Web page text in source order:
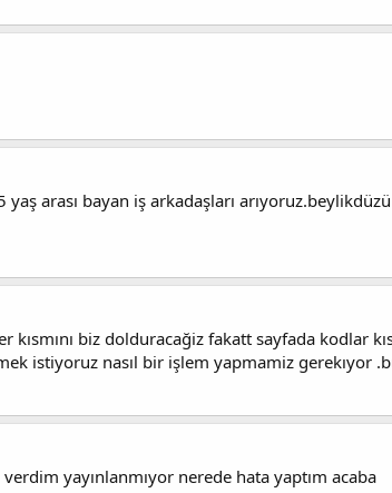
arası bayan iş arkadaşları
kısmını biz dolduracağiz fakatt sayfada kodlar
istiyoruz nasıl bir işlem yapmamiz gerekıyor
yayınlanmıyor nerede hata yaptım acaba